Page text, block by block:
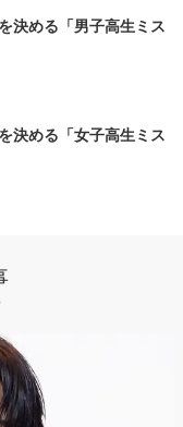
決める「男子高生ミス
決める「女子高生ミス